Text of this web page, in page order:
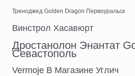
Треноджед Golden Dragon Первоуральск
Винстрол Хасавюрт
Дростанолон Энантат
Севастополь
Vermoje В Магазине Углич